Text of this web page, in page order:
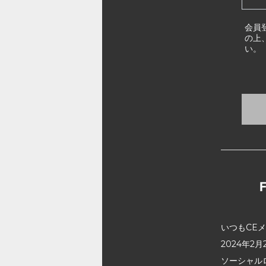
会員
の上
い。
いつもCE
2024年2月
ソーシャ